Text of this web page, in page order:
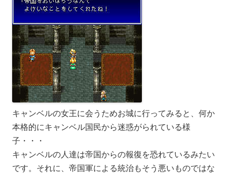
キャンベルの女王に会うためお城に行ってみると、何か
本格的にキャンベル国民から迷惑がられている様
子・・・
キャンベルの人達は帝国からの報復を恐れているみたい
です。それに、帝国軍による統治もそう悪いものではな